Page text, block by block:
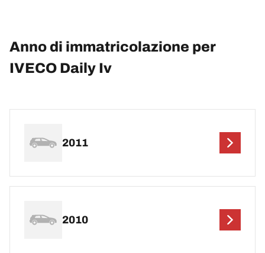
Anno di immatricolazione per
IVECO Daily Iv
2011
2010